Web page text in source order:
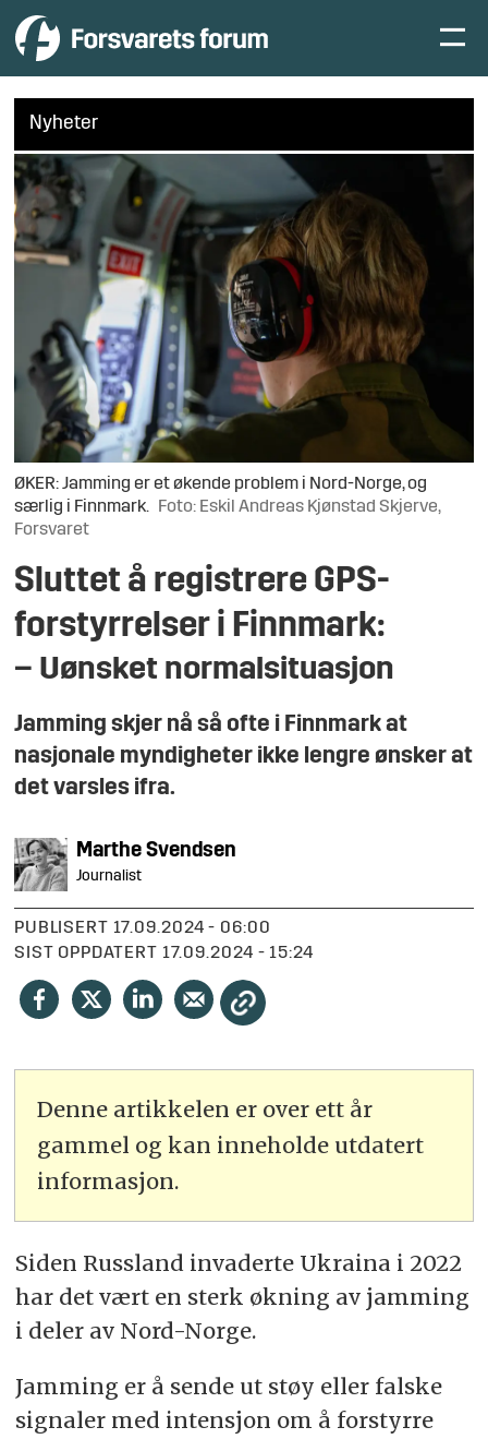
Nyheter
ØKER: Jamming er et økende problem i Nord-Norge, og
særlig i Finnmark.
Foto: Eskil Andreas Kjønstad Skjerve,
Forsvaret
Sluttet å registrere GPS-
forstyrrelser i Finnmark:
– Uønsket normalsituasjon
Jamming skjer nå så ofte i Finnmark at
nasjonale myndigheter ikke lengre ønsker at
det varsles ifra.
Marthe Svendsen
Journalist
PUBLISERT
17.09.2024 - 06:00
SIST OPPDATERT
17.09.2024 - 15:24
Denne artikkelen er over ett år
gammel og kan inneholde utdatert
informasjon.
Siden Russland invaderte Ukraina i 2022
har det vært en sterk økning av jamming
i deler av Nord-Norge.
Jamming er å sende ut støy eller falske
signaler med intensjon om å forstyrre